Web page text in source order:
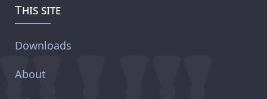
This site
Downloads
About